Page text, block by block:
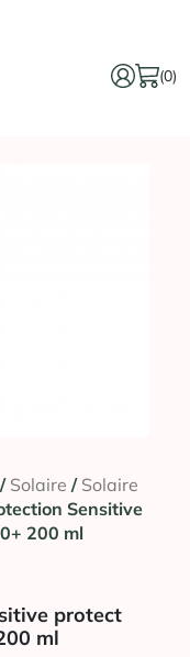
(0)
/ Solaire / Solaire
Sensitive
200 ml
protect
ml